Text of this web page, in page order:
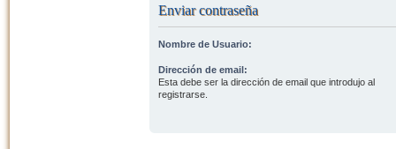
Enviar contraseña
Nombre de Usuario:
Dirección de email:
Esta debe ser la dirección de email que introdujo al
registrarse.